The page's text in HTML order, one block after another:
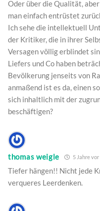
Oder über die Qualität,
man einfach entrüstet
Ich sehe die intellektuell
der Kritiker, die in ihrer
Versagen völlig erblindet
Liefers und Co haben
Bevölkerung jenseits von
anmaßend ist es da, einen
sich inhaltlich mit der
beschäftigen?
thomas weigle 5 Jahre vor
Tiefer hängen!! Nicht jede
verqueres Leerdenken.